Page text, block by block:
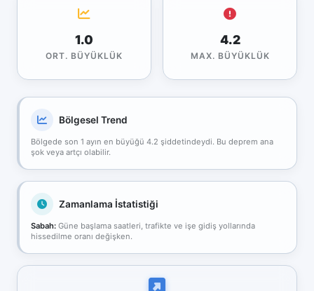
1.0
ORT. BÜYÜKLÜK
4.2
MAX. BÜYÜKLÜK
Bölgesel Trend
Bölgede son 1 ayın en büyüğü 4.2 şiddetindeydi. Bu deprem ana
şok veya artçı olabilir.
Zamanlama İstatistiği
Sabah: Güne başlama saatleri, trafikte ve işe gidiş yollarında
hissedilme oranı değişken.